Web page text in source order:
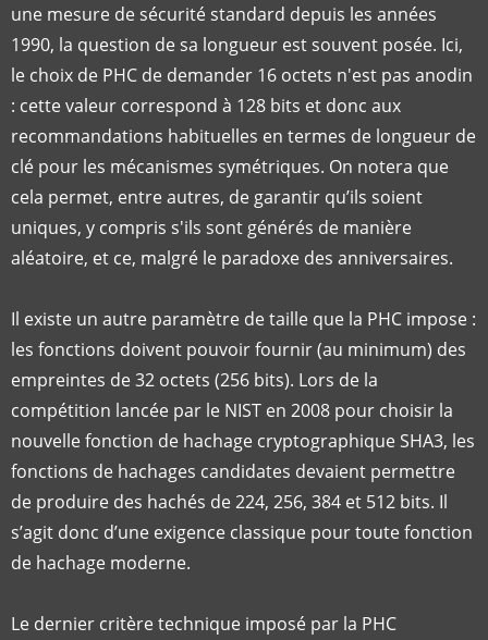
une mesure de sécurité standard depuis les années
1990, la question de sa longueur est souvent posée. Ici,
le choix de PHC de demander 16 octets n'est pas anodin
: cette valeur correspond à 128 bits et donc aux
recommandations habituelles en termes de longueur de
clé pour les mécanismes symétriques. On notera que
cela permet, entre autres, de garantir qu’ils soient
uniques, y compris s'ils sont générés de manière
aléatoire, et ce, malgré le paradoxe des anniversaires.
Il existe un autre paramètre de taille que la PHC impose :
les fonctions doivent pouvoir fournir (au minimum) des
empreintes de 32 octets (256 bits). Lors de la
compétition lancée par le NIST en 2008 pour choisir la
nouvelle fonction de hachage cryptographique SHA3, les
fonctions de hachages candidates devaient permettre
de produire des hachés de 224, 256, 384 et 512 bits. Il
s’agit donc d’une exigence classique pour toute fonction
de hachage moderne.
Le dernier critère technique imposé par la PHC